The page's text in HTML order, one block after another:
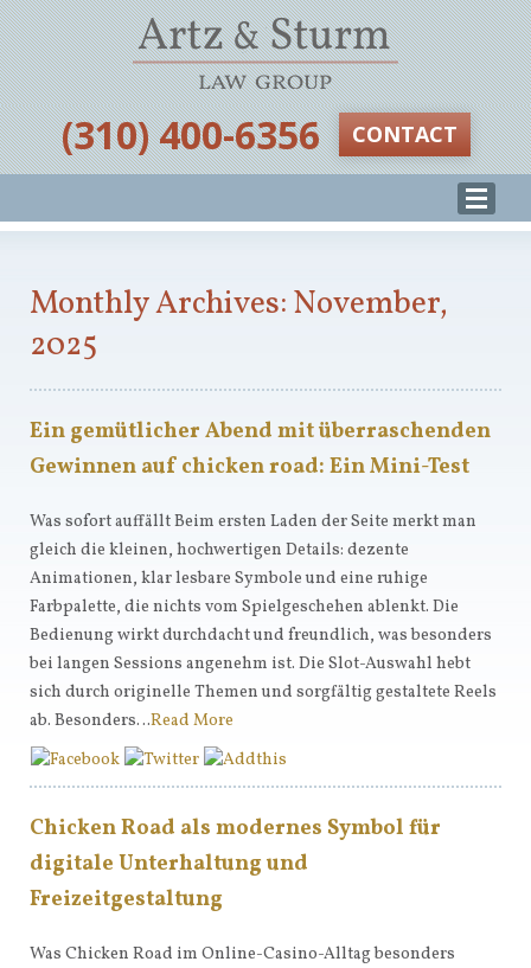
‪(310) 400-6356‬ CONTACT
Monthly Archives: November,
2025
Ein gemütlicher Abend mit überraschenden
Gewinnen auf chicken road: Ein Mini-Test
Was sofort auffällt Beim ersten Laden der Seite merkt man
gleich die kleinen, hochwertigen Details: dezente
Animationen, klar lesbare Symbole und eine ruhige
Farbpalette, die nichts vom Spielgeschehen ablenkt. Die
Bedienung wirkt durchdacht und freundlich, was besonders
bei langen Sessions angenehm ist. Die Slot-Auswahl hebt
sich durch originelle Themen und sorgfältig gestaltete Reels
ab. Besonders…Read More
Chicken Road als modernes Symbol für
digitale Unterhaltung und
Freizeitgestaltung
Was Chicken Road im Online-Casino-Alltag besonders